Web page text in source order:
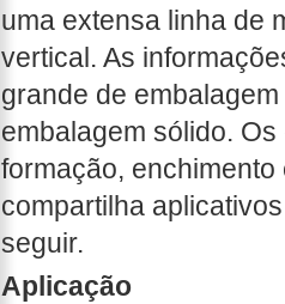
uma extensa linha de
vertical. As
grande de
embalagem sólido.
formação,
compartilha
seguir.
Aplicação